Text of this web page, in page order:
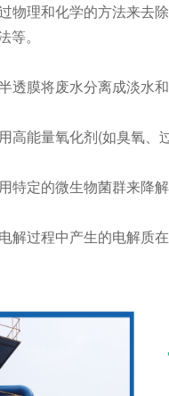
理和化学的方法来去除
。
膜将废水分离成淡水和
能量氧化剂(如臭氧、
定的微生物菌群来降解
过程中产生的电解质在